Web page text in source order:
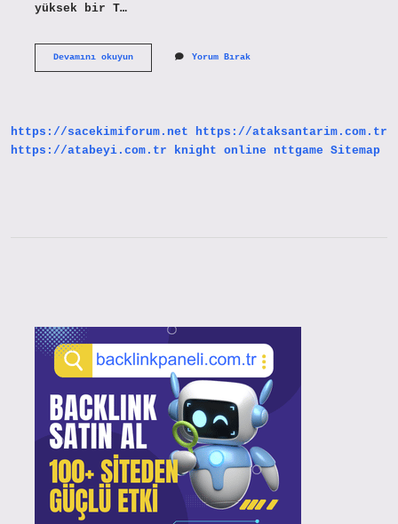
yüksek bir T…
Devamını okuyunKemik
Kaç
Yorum Bırak
https://sacekimiforum.net
https://ataksantarim.com.tr
https://atabeyi.com.tr
knight online nttgame Sitemap